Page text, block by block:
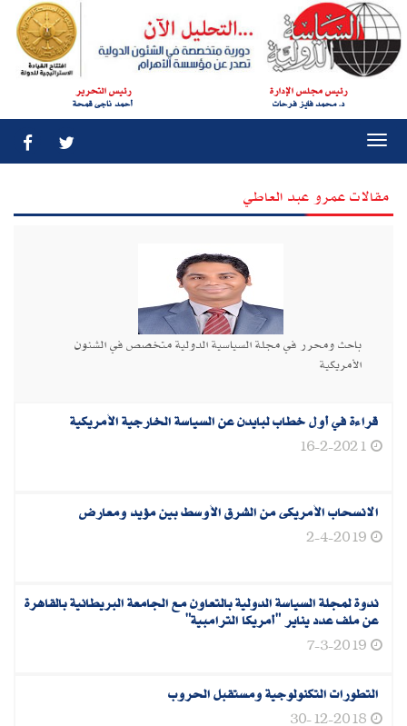
رئيس مجلس الإدارة
د. محمد فايز فرحات
رئيس التحرير
أحمد ناجى قمحة
مقالات عمرو عبد العاطي
باحث ومحرر في مجلة السياسية الدولية متخصص في الشئون
الأمريكية
قراءة في أول خطاب لبايدن عن السياسة الخارجية الأمريكية
16-2-2021
الانسحاب الأمريكى من الشرق الأوسط‮ ‬بين مؤيد ومعارض
2-4-2019
ندوة لمجلة السياسة الدولية بالتعاون مع الجامعة البريطانية بالقاهرة
عن ملف عدد يناير "أمريكا الترامبية"
7-3-2019
التطورات التكنولوجية ومستقبل الحروب
30-12-2018